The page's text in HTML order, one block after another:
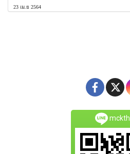
23 เม.ย 2564
mckth